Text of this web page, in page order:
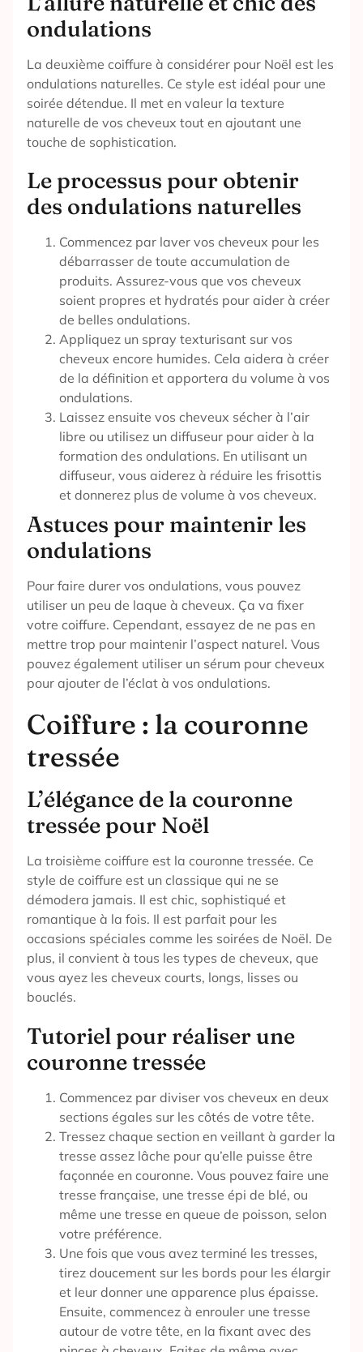
ondulations
La deuxième coiffure à considérer pour Noël est les
ondulations naturelles. Ce style est idéal pour une
soirée détendue. Il met en valeur la texture
naturelle de vos cheveux tout en ajoutant une
touche de sophistication.
Le processus pour obtenir
des ondulations naturelles
Commencez par laver vos cheveux pour les
débarrasser de toute accumulation de
produits. Assurez-vous que vos cheveux
soient propres et hydratés pour aider à créer
de belles ondulations.
Appliquez un spray texturisant sur vos
cheveux encore humides. Cela aidera à créer
de la définition et apportera du volume à vos
ondulations.
Laissez ensuite vos cheveux sécher à l’air
libre ou utilisez un diffuseur pour aider à la
formation des ondulations. En utilisant un
diffuseur, vous aiderez à réduire les frisottis
et donnerez plus de volume à vos cheveux.
Astuces pour maintenir les
ondulations
Pour faire durer vos ondulations, vous pouvez
utiliser un peu de laque à cheveux. Ça va fixer
votre coiffure. Cependant, essayez de ne pas en
mettre trop pour maintenir l’aspect naturel. Vous
pouvez également utiliser un sérum pour cheveux
pour ajouter de l’éclat à vos ondulations.
Coiffure : la couronne
tressée
L’élégance de la couronne
tressée pour Noël
La troisième coiffure est la couronne tressée. Ce
style de coiffure est un classique qui ne se
démodera jamais. Il est chic, sophistiqué et
romantique à la fois. Il est parfait pour les
occasions spéciales comme les soirées de Noël. De
plus, il convient à tous les types de cheveux, que
vous ayez les cheveux courts, longs, lisses ou
bouclés.
Tutoriel pour réaliser une
couronne tressée
Commencez par diviser vos cheveux en deux
sections égales sur les côtés de votre tête.
Tressez chaque section en veillant à garder la
tresse assez lâche pour qu’elle puisse être
façonnée en couronne. Vous pouvez faire une
tresse française, une tresse épi de blé, ou
même une tresse en queue de poisson, selon
votre préférence.
Une fois que vous avez terminé les tresses,
tirez doucement sur les bords pour les élargir
et leur donner une apparence plus épaisse.
Ensuite, commencez à enrouler une tresse
autour de votre tête, en la fixant avec des